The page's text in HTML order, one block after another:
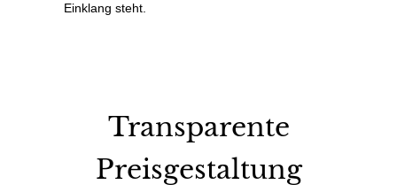
Einklang steht.
Transparente
Preisgestaltung